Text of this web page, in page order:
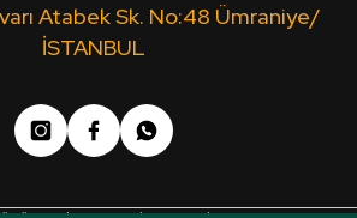
Atabek Sk. No:48 Ümraniye/
İSTANBUL